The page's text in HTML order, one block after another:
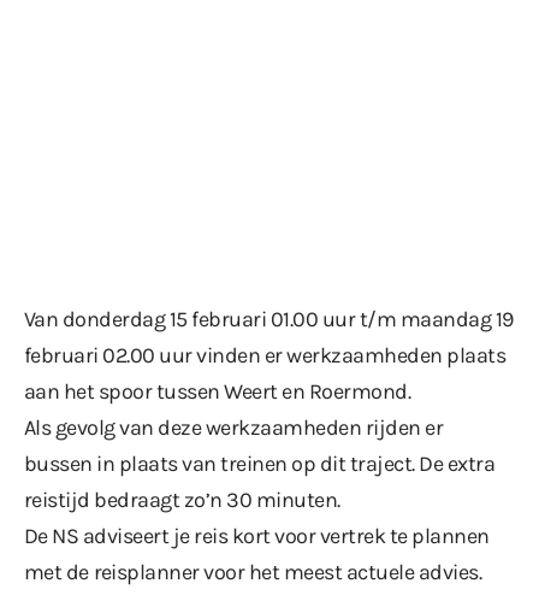
Van donderdag 15 februari 01.00 uur t/m maandag 19
februari 02.00 uur vinden er werkzaamheden plaats
aan het spoor tussen Weert en Roermond.
Als gevolg van deze werkzaamheden rijden er
bussen in plaats van treinen op dit traject. De extra
reistijd bedraagt zo’n 30 minuten.
De NS adviseert je reis kort voor vertrek te plannen
met de reisplannervoor het meest actuele advies.